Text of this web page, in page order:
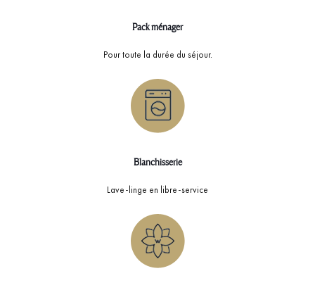
Pack ménager
Pour toute la durée du séjour.
Blanchisserie
Lave-linge en libre-service